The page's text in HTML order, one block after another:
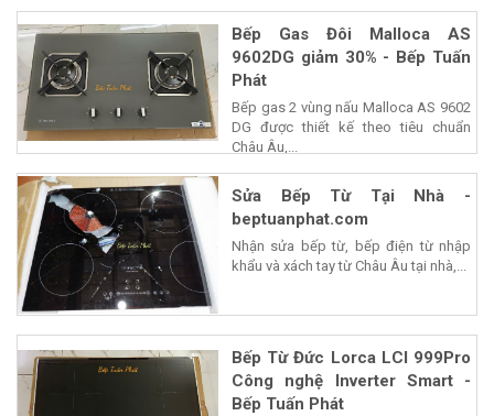
Bếp Gas Đôi Malloca AS
9602DG giảm 30% - Bếp Tuấn
Phát
Bếp gas 2 vùng nấu Malloca AS 9602
DG được thiết kế theo tiêu chuẩn
Châu Âu,...
Sửa Bếp Từ Tại Nhà -
beptuanphat.com
Nhận sửa bếp từ, bếp điện từ nhập
khẩu và xách tay từ Châu Âu tại nhà,...
Bếp Từ Đức Lorca LCI 999Pro
Công nghệ Inverter Smart -
Bếp Tuấn Phát